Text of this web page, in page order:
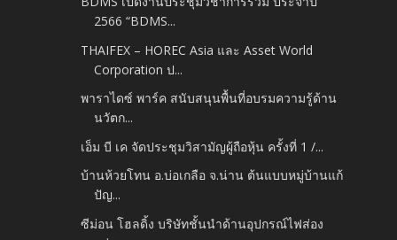
2566 “BDMS...
THAIFEX – HOREC Asia และ Asset World
Corporation ป...
พาราไดซ์ พาร์ค สนับสนุนพื้นที่อบรมความรู้ด้าน
นวัตก...
เอ็ม บี เค จัดประชุมวิสามัญผู้ถือหุ้น ครั้งที่ 1 /...
บ้านห้วยโทน อ.บ่อเกลือ จ.น่าน ต้นแบบหมู่บ้านแก้
ปัญ...
ซีม่อน โฮลดิ้ง บริษัทชั้นนำด้านอุปกรณ์ไฟส่อง